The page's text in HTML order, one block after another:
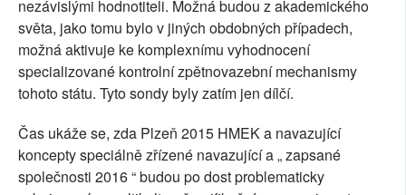
nezávislými hodnotiteli. Možná budou z akademického
světa, jako tomu bylo v jiných obdobných případech,
možná aktivuje ke komplexnímu vyhodnocení
specializované kontrolní zpětnovazební mechanismy
tohoto státu. Tyto sondy byly zatím jen dílčí.
Čas ukáže se, zda Plzeň 2015 HMEK a navazující
koncepty speciálně zřízené navazující a „ zapsané
společnosti 2016 “ budou po dost problematicky